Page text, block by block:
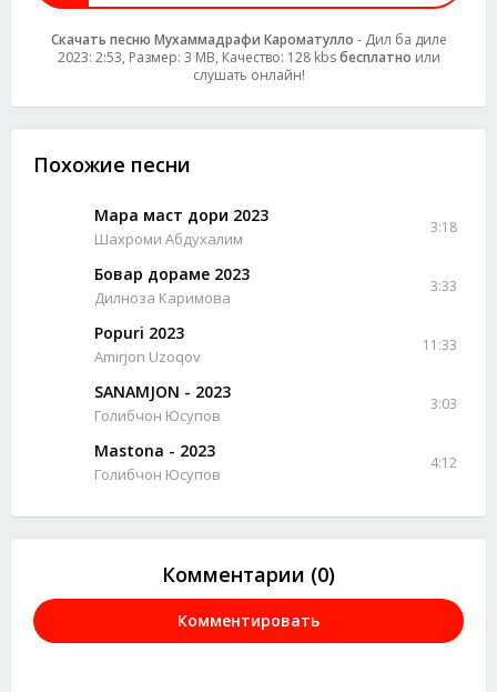
Скачать песню Мухаммадрафи Кароматулло - Дил ба диле
2023: 2:53, Размер: 3 MB, Качество: 128 kbsбесплатно или
слушать онлайн!
Похожие песни
Мара маст дори 2023
Шахроми Абдухалим
3:18
Бовар дораме 2023
Дилноза Каримова
3:33
Popuri 2023
Amirjon Uzoqov
11:33
SANAMJON - 2023
Голибчон Юсупов
3:03
Mastona - 2023
Голибчон Юсупов
4:12
Комментарии (0)
Комментировать